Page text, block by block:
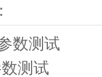
分实验
门的参数
门的参